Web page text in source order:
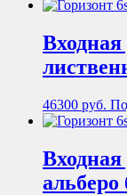
46300 руб.